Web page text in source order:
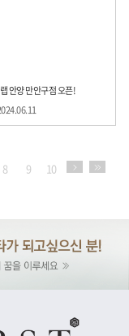
안양 만안구점 오픈!
8 9 10